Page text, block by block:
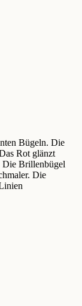
Bügeln. Die
Rot glänzt
Die Brillenbügel
Die